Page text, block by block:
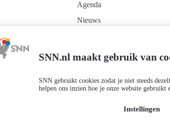
SNN.nl maakt gebruik van
SNN gebruikt cookies zodat je niet steeds
helpen ons inzien hoe je onze website
Instellingen
Agenda
Nieuws
nieuwsbrief